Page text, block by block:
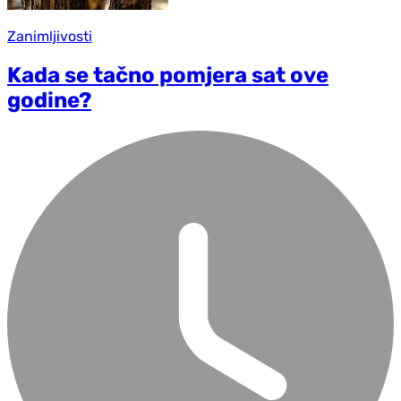
Zanimljivosti
Kada se tačno pomjera sat ove
godine?